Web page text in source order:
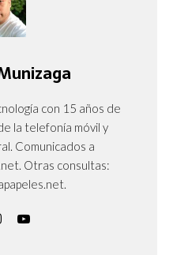
con 15 años de
la telefonía móvil y
Comunicados a
Otras consultas: